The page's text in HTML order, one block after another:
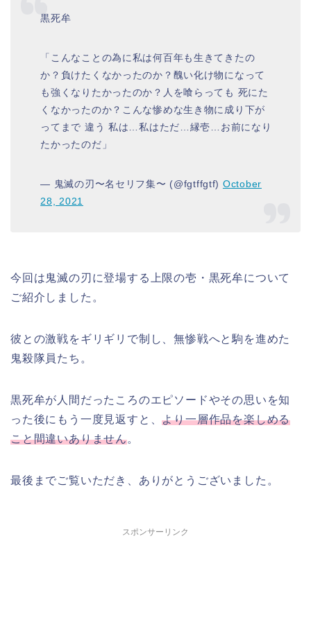
黒死牟
「こんなことの為に私は何百年も生きてきたの
か？負けたくなかったのか？醜い化け物になって
も強くなりたかったのか？人を喰らっても 死にた
くなかったのか？こんな惨めな生き物に成り下が
ってまで 違う 私は…私はただ…縁壱…お前になり
たかったのだ」
— 鬼滅の刃〜名セリフ集〜 (@fgtffgtf) October
28, 2021
今回は鬼滅の刃に登場する上限の壱・黒死牟について
ご紹介しました。
彼との激戦をギリギリで制し、無惨戦へと駒を進めた
鬼殺隊員たち。
黒死牟が人間だったころのエピソードやその思いを知
った後にもう一度見返すと、より一層作品を楽しめる
こと間違いありません。
最後までご覧いただき、ありがとうございました。
スポンサーリンク